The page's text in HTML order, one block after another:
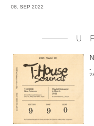
08. SEP 2022
-